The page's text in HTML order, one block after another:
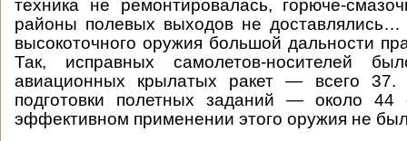
техника не ремонтировалась, горюче-
районы полевых выходов не
высокоточного оружия большой дальности
Так, исправных самолетов-носителей
авиационных крылатых ракет — всего 37.
подготовки полетных заданий — около
эффективном применении этого оружия не